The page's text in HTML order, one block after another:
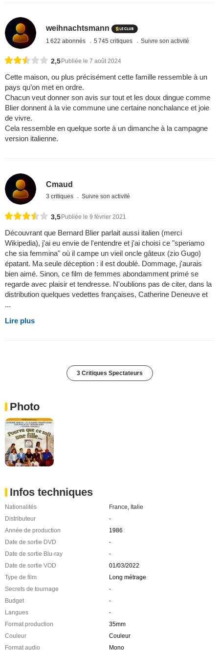
weihnachtsmann
1 622 abonnés 5 745 critiques Suivre son activité
2,5Publiée le 7 août 2024
Cette maison, ou plus précisément cette famille ressemble à un
pays qu’on met en ordre.
Chacun veut donner son avis sur tout et les doux dingue comme
Blier donnent à la vie commune une certaine nonchalance et joie
de vivre.
Cela ressemble en quelque sorte à un dimanche à la campagne
version italienne.
Cmaud
3 critiques Suivre son activité
3,5Publiée le 9 février 2021
Découvrant que Bernard Blier parlait aussi italien (merci
Wikipedia), j'ai eu envie de l'entendre et j'ai choisi ce "speriamo
che sia femmina" où il campe un vieil oncle gâteux (zio Gugo)
épatant. Ma seule déception : il est doublé. Dommage, j'aurais
bien aimé. Sinon, ce film de femmes abondamment primé se
regarde avec plaisir et tendresse. N'oublions pas de citer, dans la
distribution quelques vedettes françaises, Catherine Deneuve et
...
Lire plus
3 Critiques Spectateurs
Photo
Infos techniques
Nationalités France, Italie
Distributeur
-
Année de production
1986
Date de sortie DVD
-
Date de sortie Blu-ray
-
Date de sortie VOD
01/03/2022
Type de film
Long métrage
Secrets de tournage
-
Budget
-
Langues
-
Format production
35mm
Couleur
Couleur
Format audio
Mono